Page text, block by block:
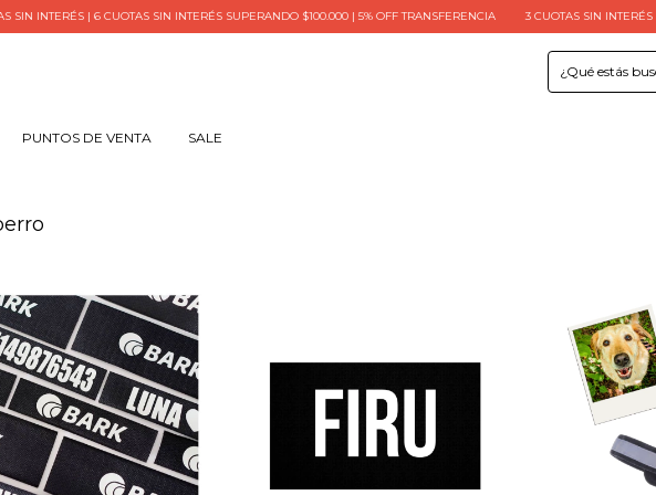
| 6 CUOTAS SIN INTERÉS SUPERANDO $100.000 | 5% OFF TRANSFERENCIA 3 CUOTAS SIN INTERÉS | 6 CUOTAS
PUNTOS DE VENTA SALE